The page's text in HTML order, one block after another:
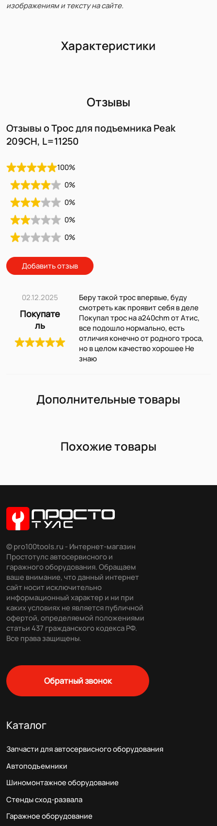
изображениям и тексту на сайте.
Характеристики
Отзывы
Отзывы о Трос для подъемника Peak
209CH, L=11250
100%
0%
0%
0%
0%
Добавить отзыв
02.12.2025
Покупате
ль
Беру такой трос впервые, буду
смотреть как проявит себя в деле
Покупал трос на a240chm от Атис,
все подошло нормально, есть
отличия конечно от родного троса,
но в целом качество хорошее Не
знаю
Дополнительные товары
Похожие товары
© pro100tools.ru - Интернет-магазин
Простотулс автосервисного и
гаражного оборудования. Обращаем
ваше внимание, что данный интернет
сайт носит исключительно
информационный характер и ни при
каких условиях не является публичной
офертой, определяемой положениями
статьи 437 гражданского кодекса РФ.
Все права защищены.
Обратный звонок
Каталог
Запчасти для автосервисного оборудования
Автоподъемники
Шиномонтажное оборудование
Стенды сход-развала
Гаражное оборудование